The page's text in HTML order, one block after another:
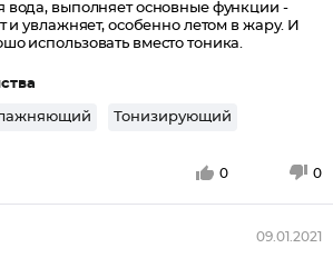
вода, выполняет основные функции -
и увлажняет, особенно летом в жару. И
использовать вместо тоника.
Тонизирующий
0 0
09.01.2021